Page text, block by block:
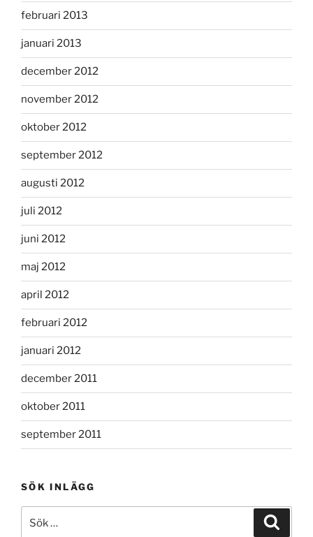
februari 2013
januari 2013
december 2012
november 2012
oktober 2012
september 2012
augusti 2012
juli 2012
juni 2012
maj 2012
april 2012
februari 2012
januari 2012
december 2011
oktober 2011
september 2011
SÖK INLÄGG
efter: